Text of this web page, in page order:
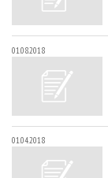
01.08.2018
01.04.2018